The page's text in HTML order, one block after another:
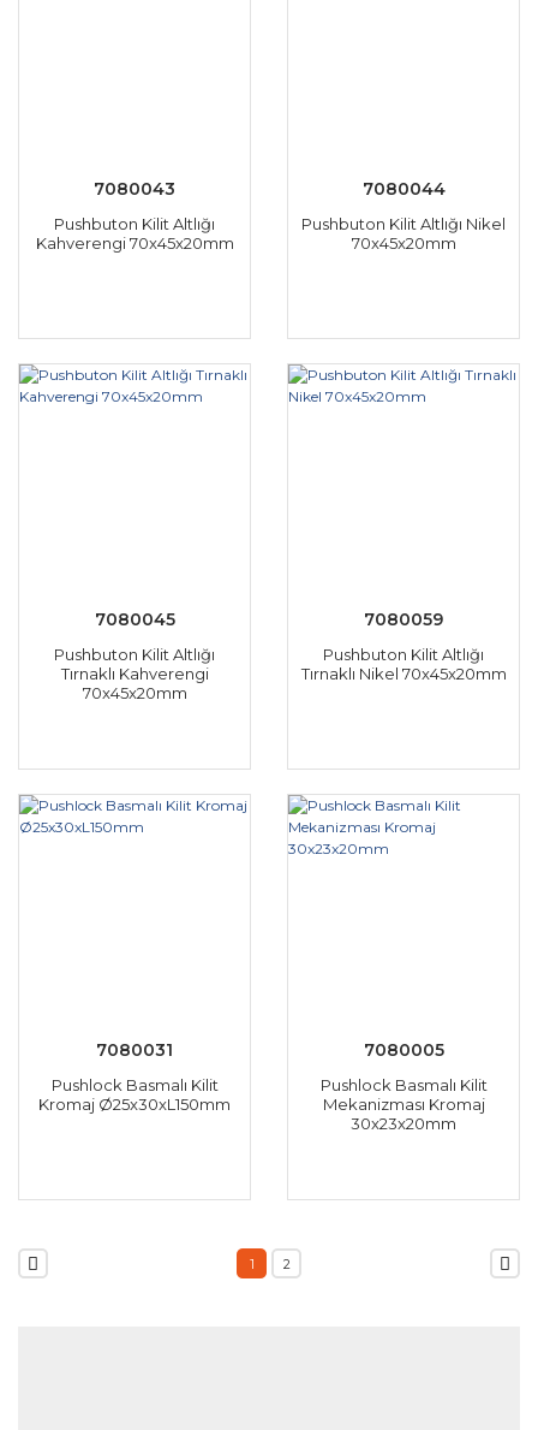
7080043
Pushbuton Kilit Altlığı
Kahverengi 70x45x20mm
7080044
Pushbuton Kilit Altlığı Nikel
70x45x20mm
7080045
Pushbuton Kilit Altlığı
Tırnaklı Kahverengi
70x45x20mm
7080059
Pushbuton Kilit Altlığı
Tırnaklı Nikel 70x45x20mm
7080031
Pushlock Basmalı Kilit
Kromaj Ø25x30xL150mm
7080005
Pushlock Basmalı Kilit
Mekanizması Kromaj
30x23x20mm
1 2